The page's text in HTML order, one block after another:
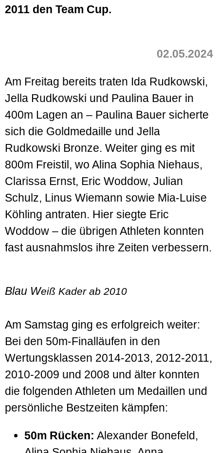
2011 den Team Cup.
02.05.2024
Am Freitag bereits traten Ida Rudkowski,
Jella Rudkowski und Paulina Bauer in
400m Lagen an – Paulina Bauer sicherte
sich die Goldmedaille und Jella
Rudkowski Bronze. Weiter ging es mit
800m Freistil, wo Alina Sophia Niehaus,
Clarissa Ernst, Eric Woddow, Julian
Schulz, Linus Wiemann sowie Mia-Luise
Köhling antraten. Hier siegte Eric
Woddow – die übrigen Athleten konnten
fast ausnahmslos ihre Zeiten verbessern.
Blau Weiß Kader ab 2010
Am Samstag ging es erfolgreich weiter:
Bei den 50m-Finalläufen in den
Wertungsklassen 2014-2013, 2012-2011,
2010-2009 und 2008 und älter konnten
die folgenden Athleten um Medaillen und
persönliche Bestzeiten kämpfen:
50m Rücken: Alexander Bonefeld,